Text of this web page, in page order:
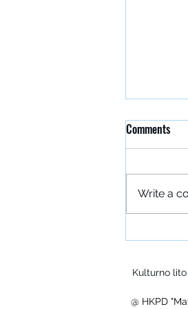
Comments
Write a
Kulturno lito
@ HKPD